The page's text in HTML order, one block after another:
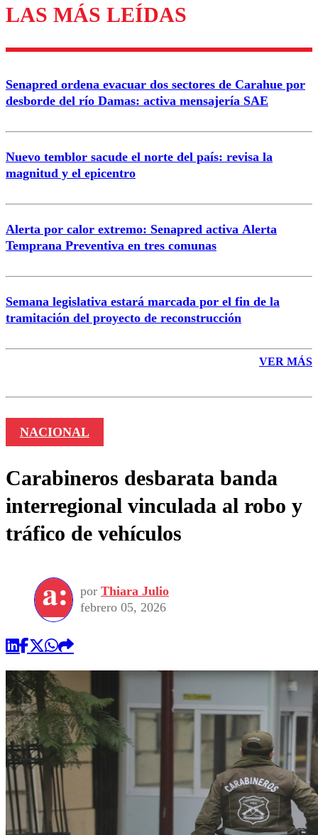
Los comentarios son moderados para garantizar un
diálogo respetuoso.
Correo
LAS MÁS LEÍDAS
Senapred ordena evacuar dos sectores de Carahue por
desborde del río Damas: activa mensajería SAE
Nuevo temblor sacude el norte del país: revisa la
magnitud y el epicentro
Alerta por calor extremo: Senapred activa Alerta
Temprana Preventiva en tres comunas
Semana legislativa estará marcada por el fin de la
tramitación del proyecto de reconstrucción
VER MÁS
NACIONAL
Carabineros desbarata banda
interregional vinculada al robo y
tráfico de vehículos
por Thiara Julio
febrero 05, 2026